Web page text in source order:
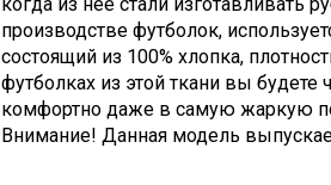
производстве футболок,
состоящий из 100% хлопка,
футболках из этой ткани вы будете
комфортно даже в самую жаркую
Внимание! Данная модель